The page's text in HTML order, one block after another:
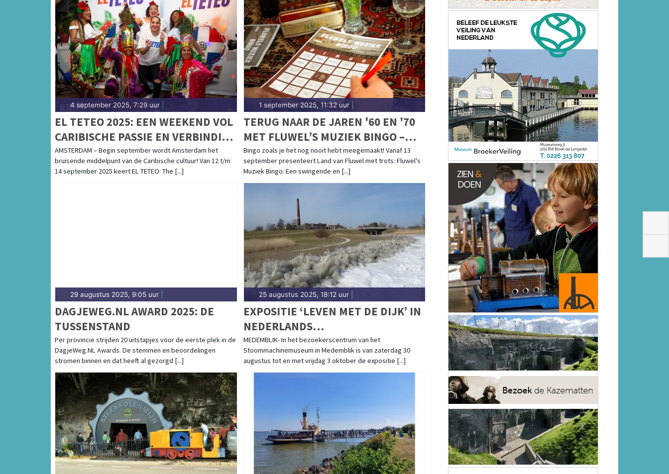
4 september 2025, 7:29 uur
EL TETEO 2025: EEN WEEKEND VOL
CARIBISCHE PASSIE EN VERBINDING
IN AMSTERDAM – 12 T/M 14
SEPTEMBER
AMSTERDAM – Begin september wordt Amsterdam het
bruisende middelpunt van de Caribische cultuur! Van 12 t/m
14 september 2025 keert EL TETEO: The [...]
1 september 2025, 11:32 uur|
TERUG NAAR DE JAREN '60 EN '70
MET FLUWEL’S MUZIEK BINGO –
EEN NOSTALGISCH FEESTJE IN
OMA’S HUISKAMER!
Bingo zoals je het nog nooit hebt meegemaakt! Vanaf 13
september presenteert Land van Fluwel met trots: Fluwel’s
Muziek Bingo. Een swingende en [...]
29 augustus 2025, 9:05 uur
DAGJEWEG.NL AWARD 2025: DE
TUSSENSTAND
Per provincie strijden 20 uitstapjes voor de eerste plek in de
DagjeWeg.NL Awards. De stemmen en beoordelingen
stromen binnen en dat heeft al gezorgd [...]
25 augustus 2025, 18:12 uur|
EXPOSITIE ‘LEVEN MET DE DIJK’ IN
NEDERLANDS
STOOMMACHINEMUSEUM
MEDEMBLIK- In het bezoekerscentrum van het
Stoommachinemuseum in Medemblik is van zaterdag 30
augustus tot en met vrijdag 3 oktober de expositie [...]